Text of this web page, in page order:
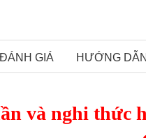
ĐÁNH GIÁ HƯỚNG
và nghi thức